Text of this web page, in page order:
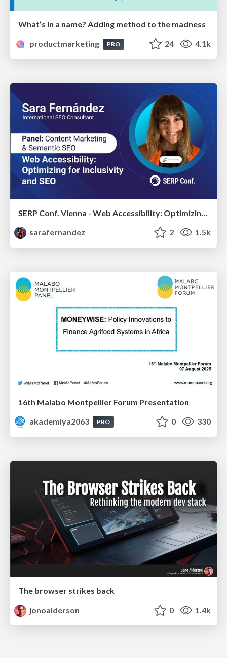
What’s in a name? Adding method to the madness
productmarketing
PRO 24 4.1k
SERP Conf. Vienna - Web Accessibility: Optimizing for Inclusivity and SEO
sarafernandez
2 1.5k
16th Malabo Montpellier Forum Presentation
akademiya2063
PRO 0 330
The browser strikes back
jonoalderson
0 1.4k